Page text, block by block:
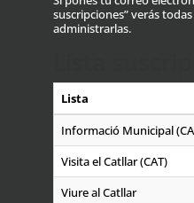
suscripciones” verás
administrarlas.
Lista
Informació Municipal
Visita el Catllar (CAT)
Viure al Catllar